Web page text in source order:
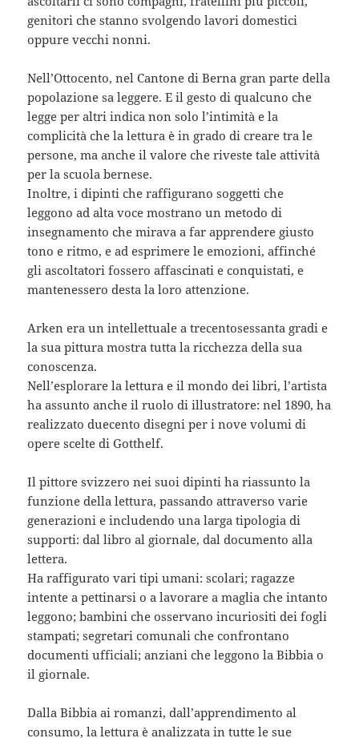
genitori che stanno svolgendo lavori domestici
oppure vecchi nonni.
Nell’Ottocento, nel Cantone di Berna gran parte della
popolazione sa leggere. E il gesto di qualcuno che
legge per altri indica non solo l’intimità e la
complicità che la lettura è in grado di creare tra le
persone, ma anche il valore che riveste tale attività
per la scuola bernese.
Inoltre, i dipinti che raffigurano soggetti che
leggono ad alta voce mostrano un metodo di
insegnamento che mirava a far apprendere giusto
tono e ritmo, e ad esprimere le emozioni, affinché
gli ascoltatori fossero affascinati e conquistati, e
mantenessero desta la loro attenzione.
Arken era un intellettuale a trecentosessanta gradi e
la sua pittura mostra tutta la ricchezza della sua
conoscenza.
Nell’esplorare la lettura e il mondo dei libri, l’artista
ha assunto anche il ruolo di illustratore: nel 1890, ha
realizzato duecento disegni per i nove volumi di
opere scelte di Gotthelf.
Il pittore svizzero nei suoi dipinti ha riassunto la
funzione della lettura, passando attraverso varie
generazioni e includendo una larga tipologia di
supporti: dal libro al giornale, dal documento alla
lettera.
Ha raffigurato vari tipi umani: scolari; ragazze
intente a pettinarsi o a lavorare a maglia che intanto
leggono; bambini che osservano incuriositi dei fogli
stampati; segretari comunali che confrontano
documenti ufficiali; anziani che leggono la Bibbia o
il giornale.
Dalla Bibbia ai romanzi, dall’apprendimento al
consumo, la lettura è analizzata in tutte le sue